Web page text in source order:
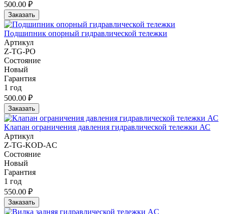
500.00 ₽
Заказать
Подшипник опорный гидравлической тележки
Артикул
Z-TG-PO
Состояние
Новый
Гарантия
1 год
500.00 ₽
Заказать
Клапан ограничения давления гидравлической тележки АС
Артикул
Z-TG-KOD-AC
Состояние
Новый
Гарантия
1 год
550.00 ₽
Заказать